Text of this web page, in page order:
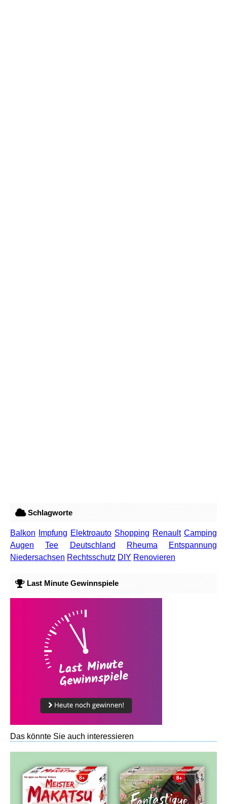
Schlagworte
Balkon Impfung Elektroauto Shopping Renault Camping
Augen
Tee Deutschland Rheuma
Entspannung
Niedersachsen Rechtsschutz DIY Renovieren
Last Minute Gewinnspiele
Das könnte Sie auch interessieren